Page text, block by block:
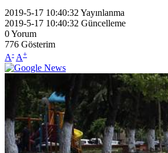
2019-5-17 10:40:32 Yayınlanma
2019-5-17 10:40:32 Güncelleme
0Yorum
776 Gösterim
A- A+